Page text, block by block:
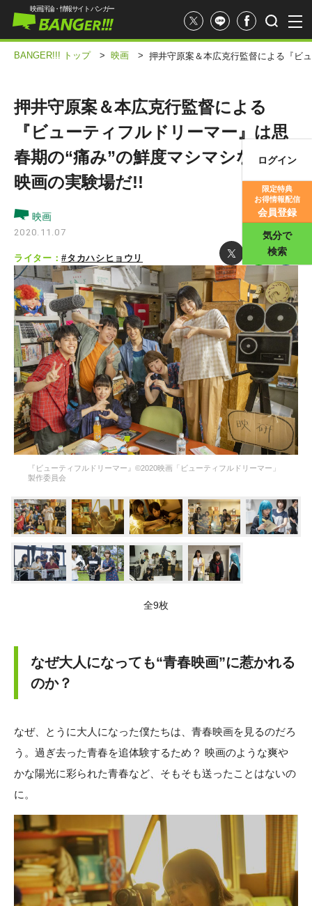
映画記事
映画評論・情報サイト バンガー
ログイン
限定特典
お得情報配信
会員登録
気分で
検索
BANGER!!! トップ > 映画 > 押井守原案＆本広克行監督による『ビ
押井守原案＆本広克行監督による
『ビューティフルドリーマー』は思
春期の“痛み”の鮮度マシマシな青春
映画の実験場だ!!
映画
2020.11.07
ライター：#タカハシヒョウリ
『ビューティフルドリーマー』©2020映画「ビューティフルドリーマー」
製作委員会
全9枚
なぜ大人になっても“青春映画”に惹かれる
のか？
なぜ、とうに大人になった僕たちは、青春映画を見るのだろ
う。過ぎ去った青春を追体験するため？ 映画のような爽や
かな陽光に彩られた青春など、そもそも送ったことはないの
に。